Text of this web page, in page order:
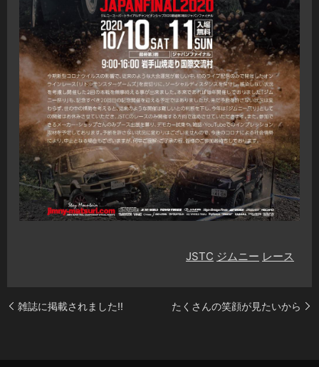
JSTC ジムニー レース
雑誌に掲載されました!! たくさんの笑顔が見たいから